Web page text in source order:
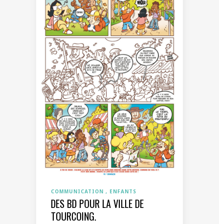
COMMUNICATION ENFANTS
DES BD POUR LA VILLE DE
TOURCOING.